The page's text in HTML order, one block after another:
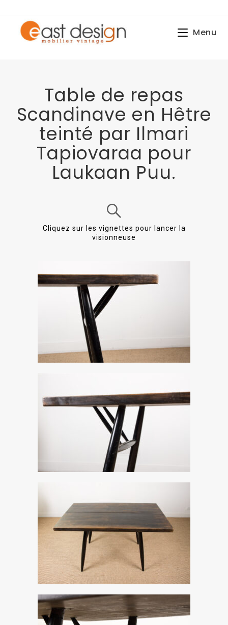
Menu
Table de repas
Scandinave en Hêtre
teinté par Ilmari
Tapiovaraa pour
Laukaan Puu.
Cliquez sur les vignettes pour lancer la
visionneuse